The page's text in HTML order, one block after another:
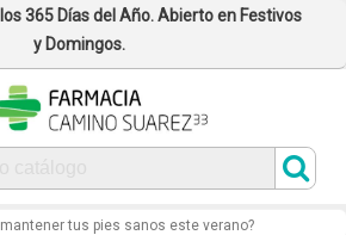
365 Días del Año. Abierto en Festivos
y Domingos.
tus pies sanos este verano?